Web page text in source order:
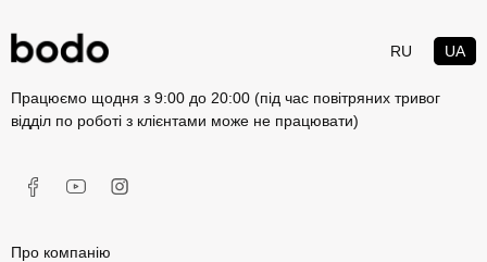
недостатності, переломів. Також варто утриматися від масажу,
якщо ви вагітні. За будь-яких побоювань перед проведенням
Барокомпресію можна проводити як для всього тіла, так і для
RU UA
Працюємо щодня з 9:00 до 20:00 (під час повітряних тривог
відділ по роботі з клієнтами може не працювати)
Про компанію